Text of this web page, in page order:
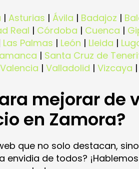
| Asturias | Ávila | Badajoz |
Real | Córdoba | Cuenca |
Las Palmas | León | Lleida |
| Santa Cruz de
Valencia | Valladolid | Vizcaya |
mejorar de
en Zamora?
que no solo destacan,
envidia de todos?